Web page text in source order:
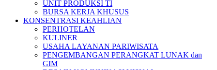
UNIT PRODUKSI TI
BURSA KERJA KHUSUS
KONSENTRASI KEAHLIAN
PERHOTELAN
KULINER
USAHA LAYANAN PARIWISATA
PENGEMBANGAN PERANGKAT LUNAK dan
GIM